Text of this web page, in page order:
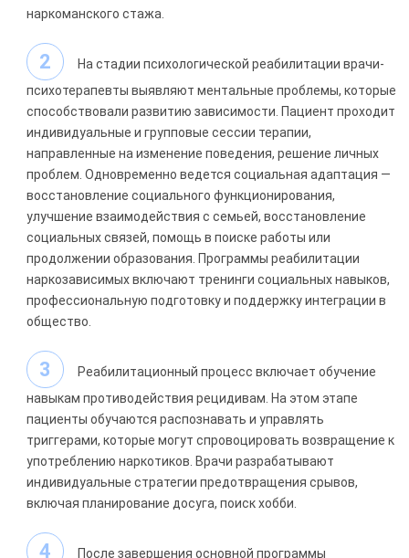
наркоманского стажа.
На стадии психологической реабилитации врачи-
психотерапевты выявляют ментальные проблемы, которые
способствовали развитию зависимости. Пациент проходит
индивидуальные и групповые сессии терапии,
направленные на изменение поведения, решение личных
проблем. Одновременно ведется социальная адаптация —
восстановление социального функционирования,
улучшение взаимодействия с семьей, восстановление
социальных связей, помощь в поиске работы или
продолжении образования. Программы реабилитации
наркозависимых включают тренинги социальных навыков,
профессиональную подготовку и поддержку интеграции в
общество.
Реабилитационный процесс включает обучение
навыкам противодействия рецидивам. На этом этапе
пациенты обучаются распознавать и управлять
триггерами, которые могут спровоцировать возвращение к
употреблению наркотиков. Врачи разрабатывают
индивидуальные стратегии предотвращения срывов,
включая планирование досуга, поиск хобби.
После завершения основной программы